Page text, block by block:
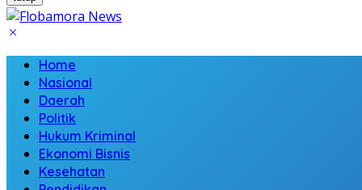
Home
Nasional
Daerah
Politik
Hukum Kriminal
Ekonomi Bisnis
Kesehatan